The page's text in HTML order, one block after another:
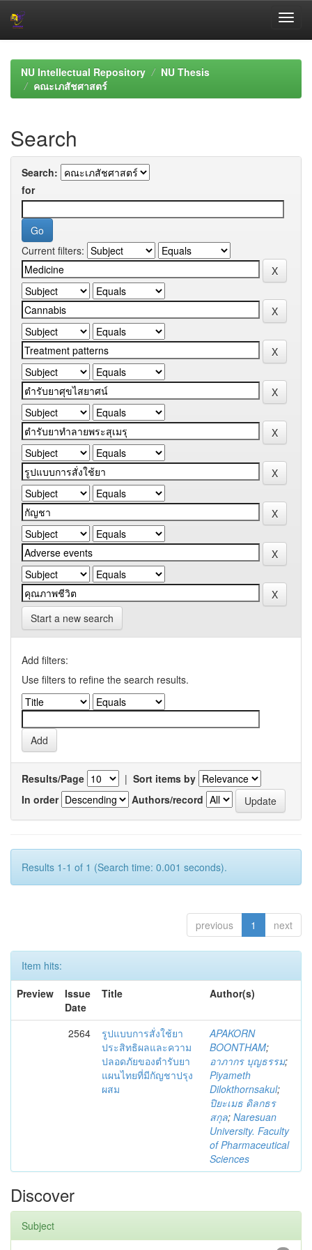
navigationNU Intellectual Repository
NU Thesis
คณะเภสัชศาสตร์
Search
Search:
for
Current filters:
Start a new search
Add filters:
Use filters to refine the search results.
Results/Page | Sort items by
In order
Authors/record
Results 1-1 of 1 (Search time: 0.001 seconds).
previous 1 next
Item hits:
Preview
Issue
Date
Title Author(s)
2564
รูปแบบการสั่งใช้ยา
ประสิทธิผลและความ
ปลอดภัยของตำรับยา
แผนไทยที่มีกัญชาปรุง
ผสม
APAKORN
BOONTHAM;
อาภากร บุญธรรม;
Piyameth
Dilokthornsakul;
ปิยะเมธ ดิลกธร
สกุล; Naresuan
University. Faculty
of Pharmaceutical
Sciences
Discover
Subject